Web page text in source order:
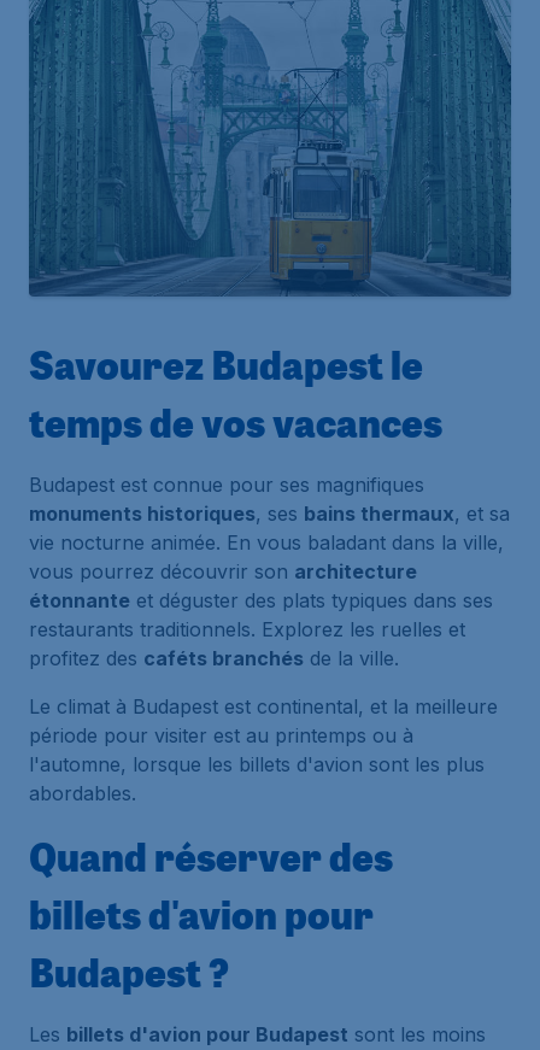
Savourez Budapest le
temps de vos vacances
Budapest est connue pour ses magnifiques
monuments historiques, ses bains thermaux, et sa
vie nocturne animée. En vous baladant dans la ville,
vous pourrez découvrir son architecture
étonnante et déguster des plats typiques dans ses
restaurants traditionnels. Explorez les ruelles et
profitez des caféts branchés de la ville.
Le climat à Budapest est continental, et la meilleure
période pour visiter est au printemps ou à
l'automne, lorsque les billets d'avion sont les plus
abordables.
Quand réserver des
billets d'avion pour
Budapest ?
Les billets d'avion pour Budapest sont les moins